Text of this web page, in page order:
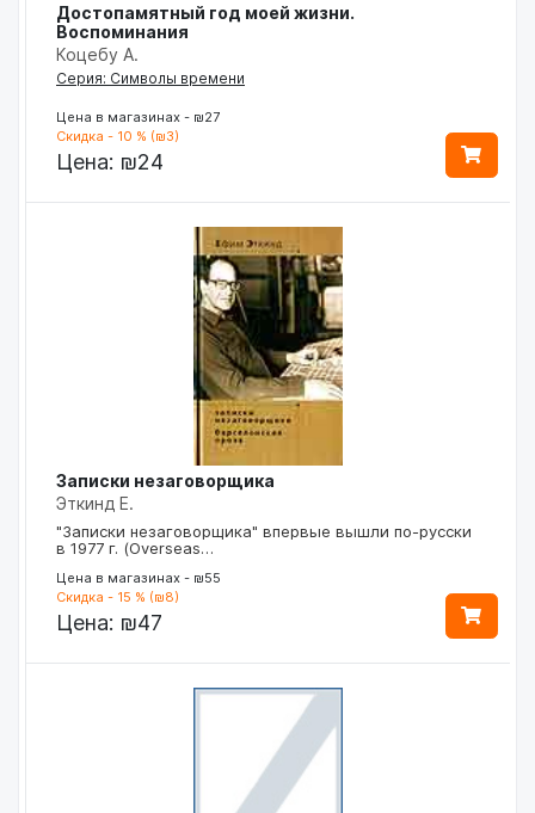
Достопамятный год моей жизни.
Воспоминания
Коцебу А.
Серия: Символы времени
Цена в магазинах - ₪27
Скидка - 10 % (₪3)
Цена: ₪24
Записки незаговорщика
Эткинд Е.
"Записки незаговорщика" впервые вышли по-русски
в 1977 г. (Overseas…
Цена в магазинах - ₪55
Скидка - 15 % (₪8)
Цена: ₪47